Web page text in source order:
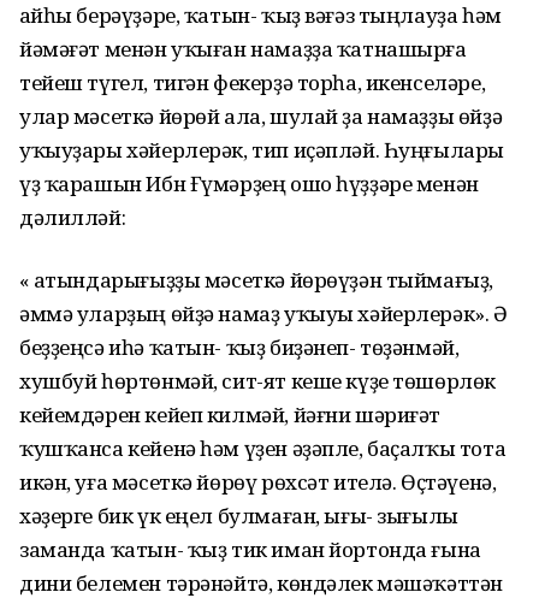
Ҡайһы берәүҙәре, ҡатын- ҡыҙ вәғәз тыңлауҙа һәм
йәмәғәт менән уҡыған намаҙҙа ҡатнашырға
тейеш түгел, тигән фекерҙә торһа, икенселәре,
улар мәсеткә йөрөй ала, шулай ҙа намаҙҙы өйҙә
уҡыуҙары хәйерлерәк, тип иҫәпләй. Һуңғылары
үҙ ҡарашын Ибн Ғүмәрҙең ошо һүҙҙәре менән
дәлилләй:
« Ҡатындарығыҙҙы мәсеткә йөрөүҙән тыймағыҙ,
әммә уларҙың өйҙә намаҙ уҡыуы хәйерлерәк». Ә
беҙҙеңсә иһә ҡатын- ҡыҙ биҙәнеп- төҙәнмәй,
хушбуй һөртөнмәй, сит-ят кеше күҙе төшөрлөк
кейемдәрен кейеп килмәй, йәғни шәриғәт
ҡушҡанса кейенә һәм үҙен әҙәпле, баҫалҡы тота
икән, уға мәсеткә йөрөү рөхсәт ителә. Өҫтәүенә,
хәҙерге бик үк еңел булмаған, ығы- зығылы
заманда ҡатын- ҡыҙ тик иман йортонда ғына
дини белемен тәрәнәйтә, көндәлек мәшәҡәттән